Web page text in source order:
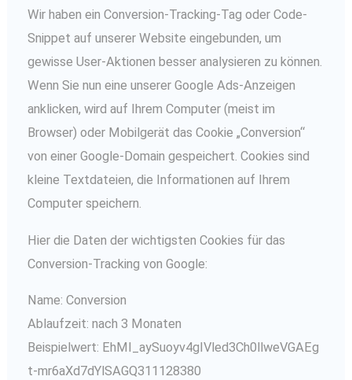
Wir haben ein Conversion-Tracking-Tag oder Code-
Snippet auf unserer Website eingebunden, um
gewisse User-Aktionen besser analysieren zu können.
Wenn Sie nun eine unserer Google Ads-Anzeigen
anklicken, wird auf Ihrem Computer (meist im
Browser) oder Mobilgerät das Cookie „Conversion“
von einer Google-Domain gespeichert. Cookies sind
kleine Textdateien, die Informationen auf Ihrem
Computer speichern.
Hier die Daten der wichtigsten Cookies für das
Conversion-Tracking von Google:
Name: Conversion
Ablaufzeit: nach 3 Monaten
Beispielwert: EhMI_aySuoyv4gIVled3Ch0llweVGAEg
t-mr6aXd7dYlSAGQ311128380